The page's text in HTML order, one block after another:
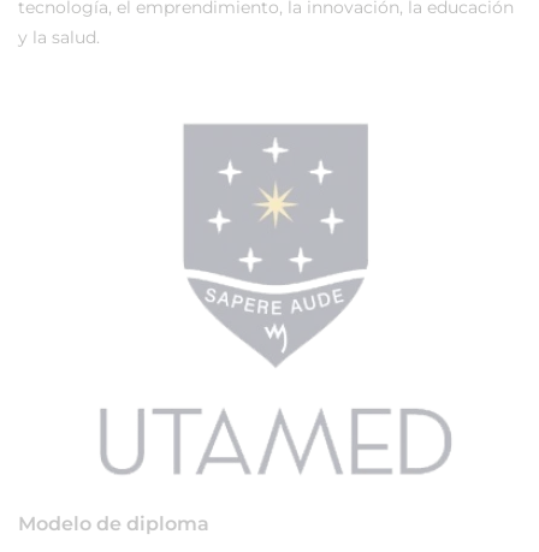
tecnología, el emprendimiento, la innovación, la educación
y la salud.
Modelo de diploma